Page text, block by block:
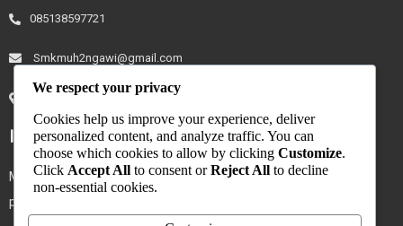
085138597721
Smkmuh2ngawi@gmail.com
Jl. Mantingan-Sine No.Km 0, Pasar, Mantingan
Ikuti Kabar Kami
Masukkan email Anda untuk mendapatkan berita dan
pengumuman terbaru dari SMK Muhammadiyah.
We respect your privacy
Cookies help us improve your experience, deliver
personalized content, and analyze traffic. You can
choose which cookies to allow by clicking Customize.
Click Accept All to consent orReject All to decline
non-essential cookies.